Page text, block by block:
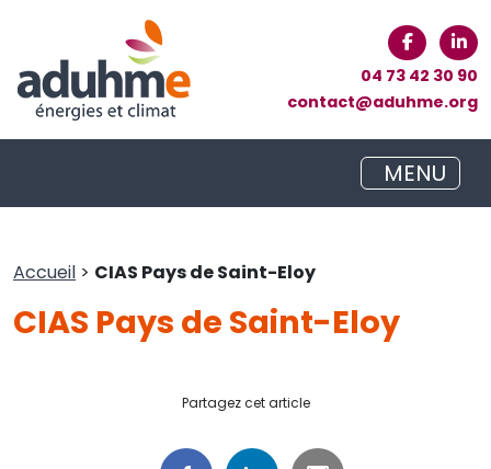
04 73 42 30 90
contact@aduhme.org
MENU
Accueil > CIAS Pays de Saint-Eloy
CIAS Pays de Saint-Eloy
Partagez cet article